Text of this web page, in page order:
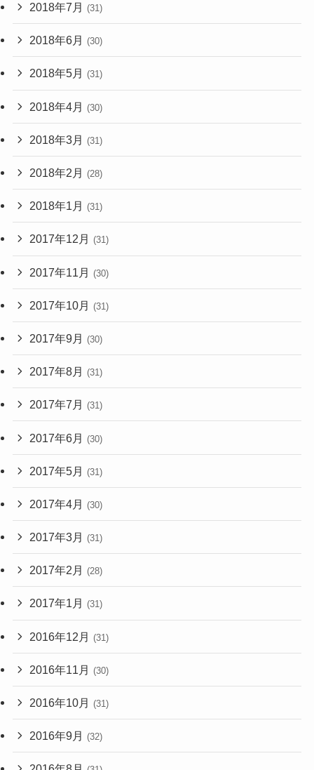
2018年7月 (31)
2018年6月 (30)
2018年5月 (31)
2018年4月 (30)
2018年3月 (31)
2018年2月 (28)
2018年1月 (31)
2017年12月 (31)
2017年11月 (30)
2017年10月 (31)
2017年9月 (30)
2017年8月 (31)
2017年7月 (31)
2017年6月 (30)
2017年5月 (31)
2017年4月 (30)
2017年3月 (31)
2017年2月 (28)
2017年1月 (31)
2016年12月 (31)
2016年11月 (30)
2016年10月 (31)
2016年9月 (32)